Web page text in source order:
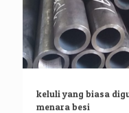
keluli yang biasa
menara besi